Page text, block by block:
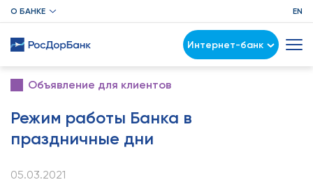
О БАНКЕ EN
Интернет-банк
Объявление для клиентов
Режим работы Банка в
праздничные дни
05.03.2021